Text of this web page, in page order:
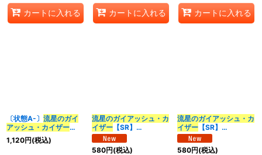
カートに入れる カートに入れる カートに入れる
〔状態A-〕 流星のガイ
アッシュ・カイザー
【SR】
{23BD1SE3/SE10}
1,120円(税込)
流星のガイアッシュ・カ
イザー【SR】
{26SD1A7/16}《多》
580円(税込)
流星のガイアッシュ・カ
イザー【SR】
{26SD1H1/16}《多》
580円(税込)